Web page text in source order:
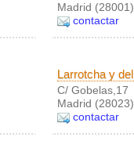
Madrid (28001)
contactar
Larrotcha y
C/ Gobelas,17
Madrid (28023)
contactar